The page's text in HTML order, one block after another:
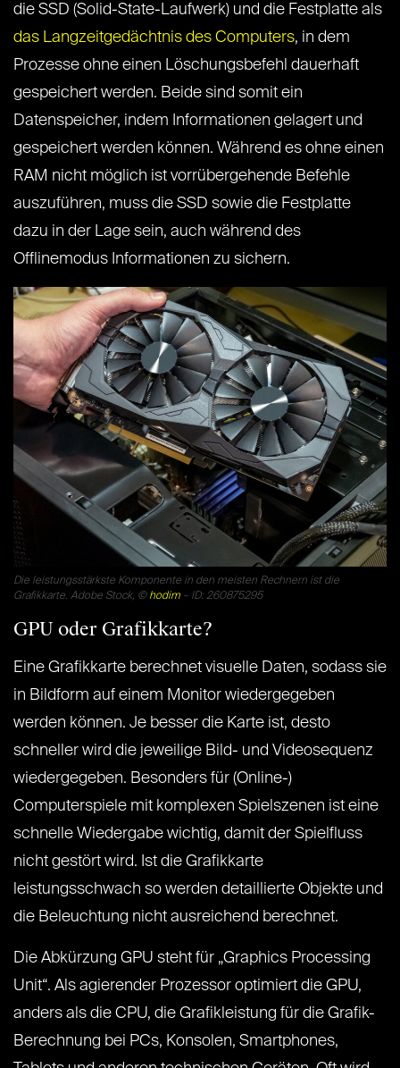
die SSD (Solid-State-Laufwerk) und die Festplatte als
das Langzeitgedächtnis des Computers, in dem
Prozesse ohne einen Löschungsbefehl dauerhaft
gespeichert werden. Beide sind somit ein
Datenspeicher, indem Informationen gelagert und
gespeichert werden können. Während es ohne einen
RAM nicht möglich ist vorrübergehende Befehle
auszuführen, muss die SSD sowie die Festplatte
dazu in der Lage sein, auch während des
Offlinemodus Informationen zu sichern.
Die leistungsstärkste Komponente in den meisten Rechnern ist die
Grafikkarte. Adobe Stock, © hodim – ID: 260875295
GPU oder Grafikkarte?
Eine Grafikkarte berechnet visuelle Daten, sodass sie
in Bildform auf einem Monitor wiedergegeben
werden können. Je besser die Karte ist, desto
schneller wird die jeweilige Bild- und Videosequenz
wiedergegeben. Besonders für (Online-)
Computerspiele mit komplexen Spielszenen ist eine
schnelle Wiedergabe wichtig, damit der Spielfluss
nicht gestört wird. Ist die Grafikkarte
leistungsschwach so werden detaillierte Objekte und
die Beleuchtung nicht ausreichend berechnet.
Die Abkürzung GPU steht für „Graphics Processing
Unit“. Als agierender Prozessor optimiert die GPU,
anders als die CPU, die Grafikleistung für die Grafik-
Berechnung bei PCs, Konsolen, Smartphones,